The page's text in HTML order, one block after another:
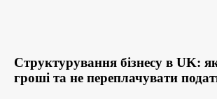
Структурування бізнесу в UK:
гроші та не переплачувати